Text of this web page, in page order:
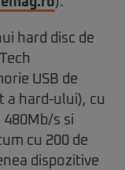
hard disc de
USB de
a hard-ului), cu
s si
cu 200 de
dispozitive